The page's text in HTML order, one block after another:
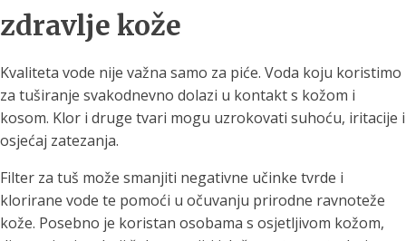
zdravlje kože
Kvaliteta vode nije važna samo za piće. Voda koju koristimo
za tuširanje svakodnevno dolazi u kontakt s kožom i
kosom. Klor i druge tvari mogu uzrokovati suhoću, iritacije i
osjećaj zatezanja.
Filter za tuš može smanjiti negativne učinke tvrde i
klorirane vode te pomoći u očuvanju prirodne ravnoteže
kože. Posebno je koristan osobama s osjetljivom kožom,